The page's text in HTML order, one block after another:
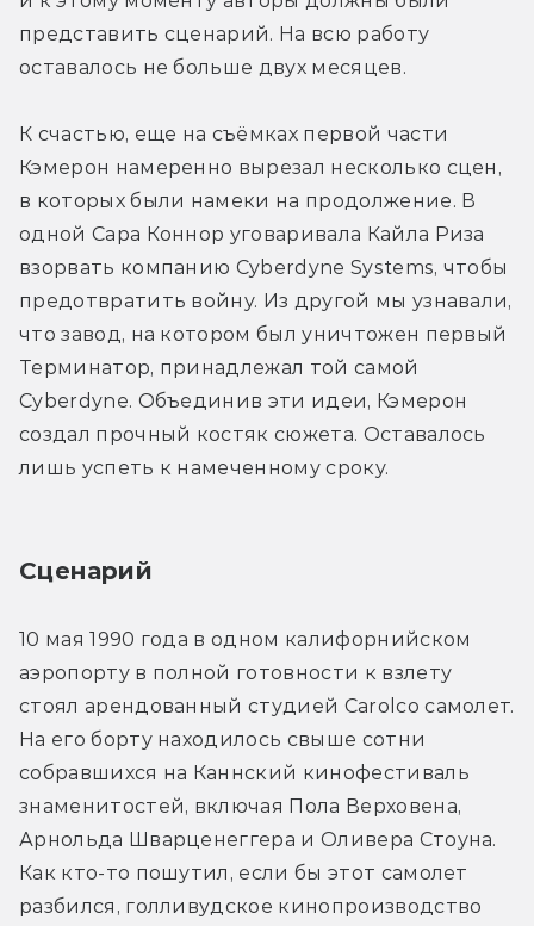
представить сценарий. На всю работу
оставалось не больше двух месяцев.
К счастью, еще на съёмках первой части
Кэмерон намеренно вырезал несколько сцен,
в которых были намеки на продолжение. В
одной Сара Коннор уговаривала Кайла Риза
взорвать компанию Cyberdyne Systems, чтобы
предотвратить войну. Из другой мы узнавали,
что завод, на котором был уничтожен первый
Терминатор, принадлежал той самой
Cyberdyne. Объединив эти идеи, Кэмерон
создал прочный костяк сюжета. Оставалось
лишь успеть к намеченному сроку.
Сценарий
10 мая 1990 года в одном калифорнийском
аэропорту в полной готовности к взлету
стоял арендованный студией Carolco самолет.
На его борту находилось свыше сотни
собравшихся на Каннский кинофестиваль
знаменитостей, включая Пола Верховена,
Арнольда Шварценеггера и Оливера Стоуна.
Как кто-то пошутил, если бы этот самолет
разбился, голливудское кинопроизводство